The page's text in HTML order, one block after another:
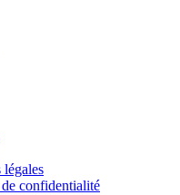
confidentialité